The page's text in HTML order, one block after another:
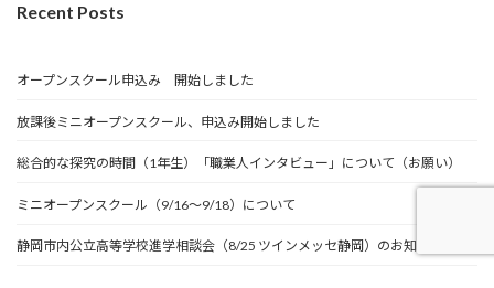
Recent Posts
オープンスクール申込み 開始しました
放課後ミニオープンスクール、申込み開始しました
総合的な探究の時間（1年生）「職業人インタビュー」について（お願い）
ミニオープンスクール（9/16～9/18）について
静岡市内公立高等学校進学相談会（8/25 ツインメッセ静岡）のお知らせ